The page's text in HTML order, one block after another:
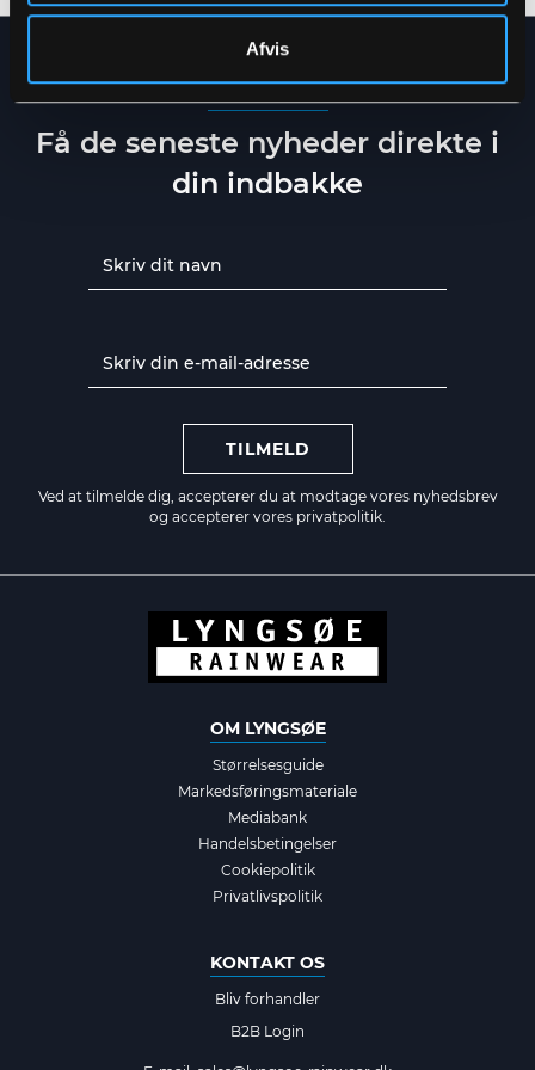
Afvis
NYHEDSBREV
Få de seneste nyheder direkte i
din indbakke
TILMELD
Ved at tilmelde dig, accepterer du at modtage vores nyhedsbrev
og accepterer vores privatpolitik.
OM LYNGSØE
Størrelsesguide
Markedsføringsmateriale
Mediabank
Handelsbetingelser
Cookiepolitik
Privatlivspolitik
KONTAKT OS
Bliv forhandler
B2B Login